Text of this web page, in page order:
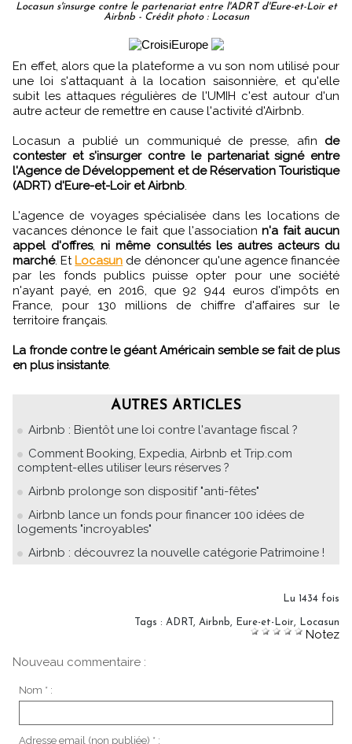
Locasun s'insurge contre le partenariat entre l'ADRT d'Eure-et-Loir et
Airbnb - Crédit photo : Locasun
En effet, alors que la plateforme a vu son nom utilisé pour
une loi s'attaquant à la location saisonnière, et qu'elle
subit les attaques régulières de l'UMIH c'est autour d'un
autre acteur de remettre en cause l'activité d'Airbnb.
Locasun a publié un communiqué de presse, afin de
contester et s'insurger contre le partenariat signé entre
l'Agence de Développement et de Réservation Touristique
(ADRT) d'Eure-et-Loir et Airbnb.
L'agence de voyages spécialisée dans les locations de
vacances dénonce le fait que l'associationn'a fait aucun
appel d'offres, ni même consultés les autres acteurs du
marché. Et Locasun de dénoncer qu'une agence financée
par les fonds publics puisse opter pour une société
n'ayant payé, en 2016, que 92 944 euros d'impôts en
France, pour 130 millions de chiffre d'affaires sur le
territoire français.
La fronde contre le géant Américain semble se fait de plus
en plus insistante.
AUTRES ARTICLES
Airbnb : Bientôt une loi contre l'avantage fiscal ?
Comment Booking, Expedia, Airbnb et Trip.com
comptent-elles utiliser leurs réserves ?
Airbnb prolonge son dispositif "anti-fêtes"
Airbnb lance un fonds pour financer 100 idées de
logements "incroyables"
Airbnb : découvrez la nouvelle catégorie Patrimoine !
Lu 1434 fois
Tags : ADRT , Airbnb, Eure-et-Loir, Locasun
Notez
Nouveau commentaire :
Nom * :
Adresse email (non publiée) * :